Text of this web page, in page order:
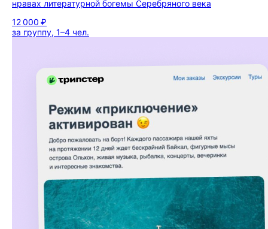
нравах литературной богемы Серебряного века
12 000 ₽
за группу, 1–4 чел.